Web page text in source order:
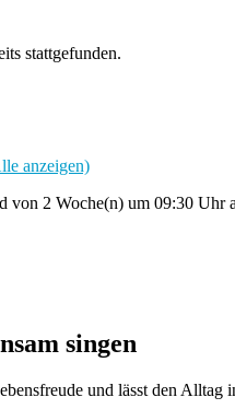
stattgefunden.
anzeigen)
von 2 Woche(n) um 09:30
singen
und lässt den Alltag